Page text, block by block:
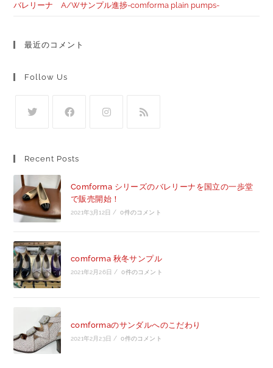
バレリーナ A/Wサンプル進捗-comforma plain pumps-
最近のコメント
Follow Us
Recent Posts
Comforma シリーズのバレリーナを国立の一歩堂
で販売開始！
2021年3月12日 / 0件のコメント
comforma 秋冬サンプル
2021年2月26日 / 0件のコメント
comformaのサンダルへのこだわり
2021年2月23日 / 0件のコメント